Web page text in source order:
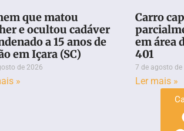
que matou
e ocultou cadáver
a 15 anos de
em Içara (SC)
de 2026
»
Carro
em área
401
7 de agosto
Ler mais »